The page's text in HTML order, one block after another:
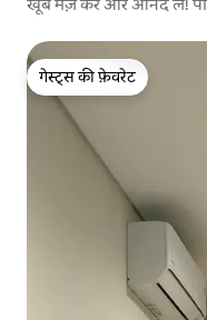
गेस्ट्स की फ़ेवरेट
गेस्ट्स की फ़ेवरेट